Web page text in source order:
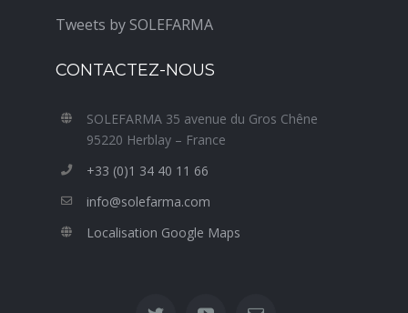
Tweets by SOLEFARMA
CONTACTEZ-NOUS
SOLEFARMA 35 avenue du Gros Chêne
95220 Herblay – France
+33 (0)1 34 40 11 66
info@solefarma.com
Localisation Google Maps